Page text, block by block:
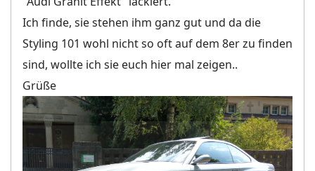
Ich finde, sie stehen ihm ganz gut und da die
Styling 101 wohl nicht so oft auf dem 8er zu finden
sind, wollte ich sie euch hier mal zeigen..
Grüße